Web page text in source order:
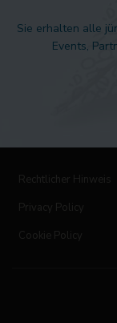
Sie erhalten alle
Events,
Rechtlicher Hinweis
Privacy Policy
Cookie Policy